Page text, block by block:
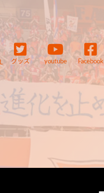
グッズ youtube Facebook